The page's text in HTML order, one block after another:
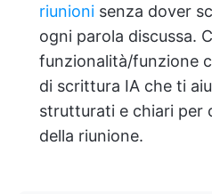
riunioni senza dover
ogni parola discussa.
funzionalità/funzione
di scrittura IA che ti
strutturati e chiari per
della riunione.